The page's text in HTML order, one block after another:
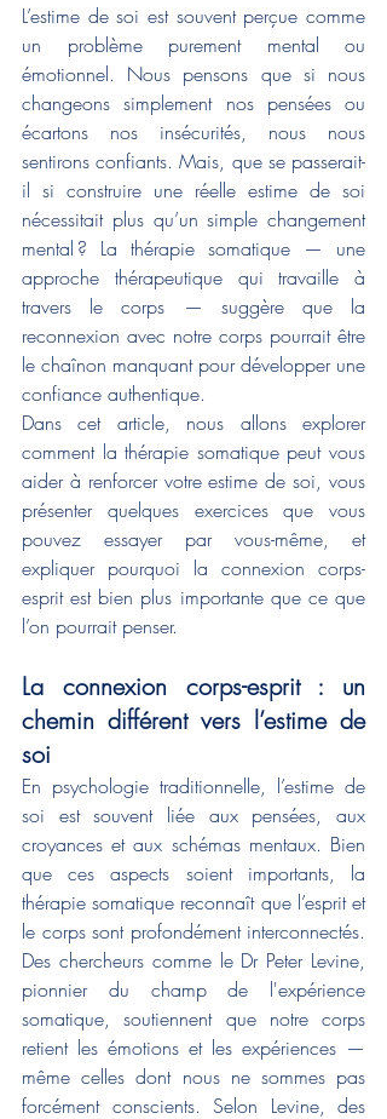
L’estime de soi est souvent perçue comme
un problème purement mental ou
émotionnel. Nous pensons que si nous
changeons simplement nos pensées ou
écartons nos insécurités, nous nous
sentirons confiants. Mais, que se passerait-
il si construire une réelle estime de soi
nécessitait plus qu’un simple changement
mental ? La thérapie somatique — une
approche thérapeutique qui travaille à
travers le corps — suggère que la
reconnexion avec notre corps pourrait être
le chaînon manquant pour développer une
confiance authentique.
Dans cet article, nous allons explorer
comment la thérapie somatique peut vous
aider à renforcer votre estime de soi, vous
présenter quelques exercices que vous
pouvez essayer par vous-même, et
expliquer pourquoi la connexion corps-
esprit est bien plus importante que ce que
l’on pourrait penser.
La connexion corps-esprit : un
chemin différent vers l’estime de
soi
En psychologie traditionnelle, l’estime de
soi est souvent liée aux pensées, aux
croyances et aux schémas mentaux. Bien
que ces aspects soient importants, la
thérapie somatique reconnaît que l’esprit et
le corps sont profondément interconnectés.
Des chercheurs comme le Dr Peter Levine,
pionnier du champ de l'expérience
somatique, soutiennent que notre corps
retient les émotions et les expériences —
même celles dont nous ne sommes pas
forcément conscients. Selon Levine, des